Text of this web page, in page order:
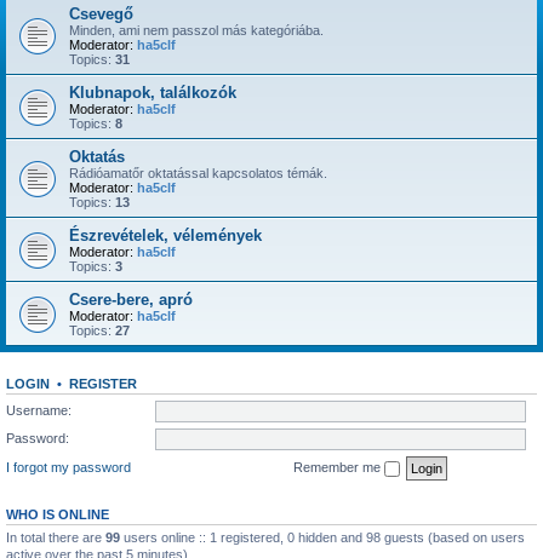
Csevegő
Minden, ami nem passzol más kategóriába.
Moderator: ha5clf
Topics: 31
Klubnapok, találkozók
Moderator: ha5clf
Topics: 8
Oktatás
Rádióamatőr oktatással kapcsolatos témák.
Moderator: ha5clf
Topics: 13
Észrevételek, vélemények
Moderator: ha5clf
Topics: 3
Csere-bere, apró
Moderator: ha5clf
Topics: 27
LOGIN • REGISTER
Username:
Password:
I forgot my password
Remember me
WHO IS ONLINE
In total there are 99 users online :: 1 registered, 0 hidden and 98 guests (based on users
active over the past 5 minutes)